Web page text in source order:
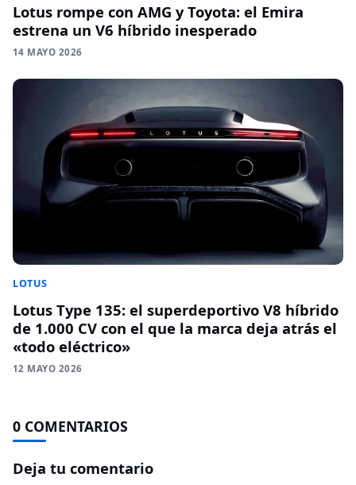
Lotus rompe con AMG y Toyota: el Emira
estrena un V6 híbrido inesperado
14 MAYO 2026
LOTUS
Lotus Type 135: el superdeportivo V8 híbrido
de 1.000 CV con el que la marca deja atrás el
«todo eléctrico»
12 MAYO 2026
0 COMENTARIOS
Deja tu comentario